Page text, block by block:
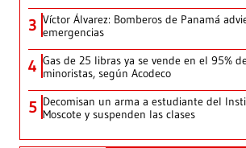
3 Víctor Álvarez: Bomberos de Panamá
emergencias
4 Gas de 25 libras ya se vende en el 95%
minoristas, según Acodeco
5 Decomisan un arma a estudiante del
Moscote y suspenden las clases